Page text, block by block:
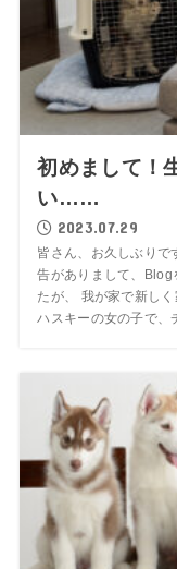
初めまして！
い……
2023.07.29
皆さん、お久しぶり
告がありまして、Blog
たが、 我が家で新し
ハスキーの女の子で、